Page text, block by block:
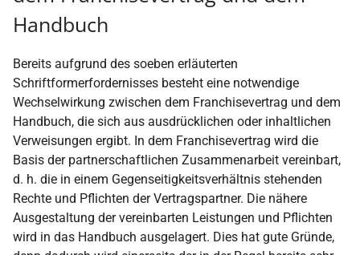
Handbuch
Bereits aufgrund des soeben erläuterten
Schriftformerfordernisses besteht eine notwendige
Wechselwirkung zwischen dem Franchisevertrag und dem
Handbuch, die sich aus ausdrücklichen oder inhaltlichen
Verweisungen ergibt. In dem Franchisevertrag wird die
Basis der partnerschaftlichen Zusammenarbeit vereinbart,
d. h. die in einem Gegenseitigkeitsverhältnis stehenden
Rechte und Pflichten der Vertragspartner. Die nähere
Ausgestaltung der vereinbarten Leistungen und Pflichten
wird in das Handbuch ausgelagert. Dies hat gute Gründe,